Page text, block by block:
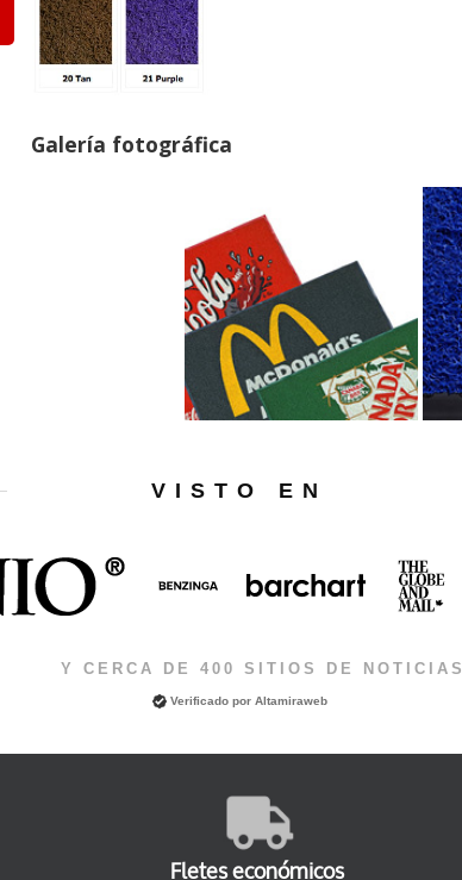
Galería fotográfica
VISTO EN
Y CERCA DE 400 SITIOS DE NOTICIAS
Verificado por Altamiraweb
Fletes económicos